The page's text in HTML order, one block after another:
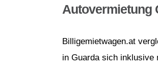
Autovermietung
Billigemietwagen.at
in Guarda sich inklusive